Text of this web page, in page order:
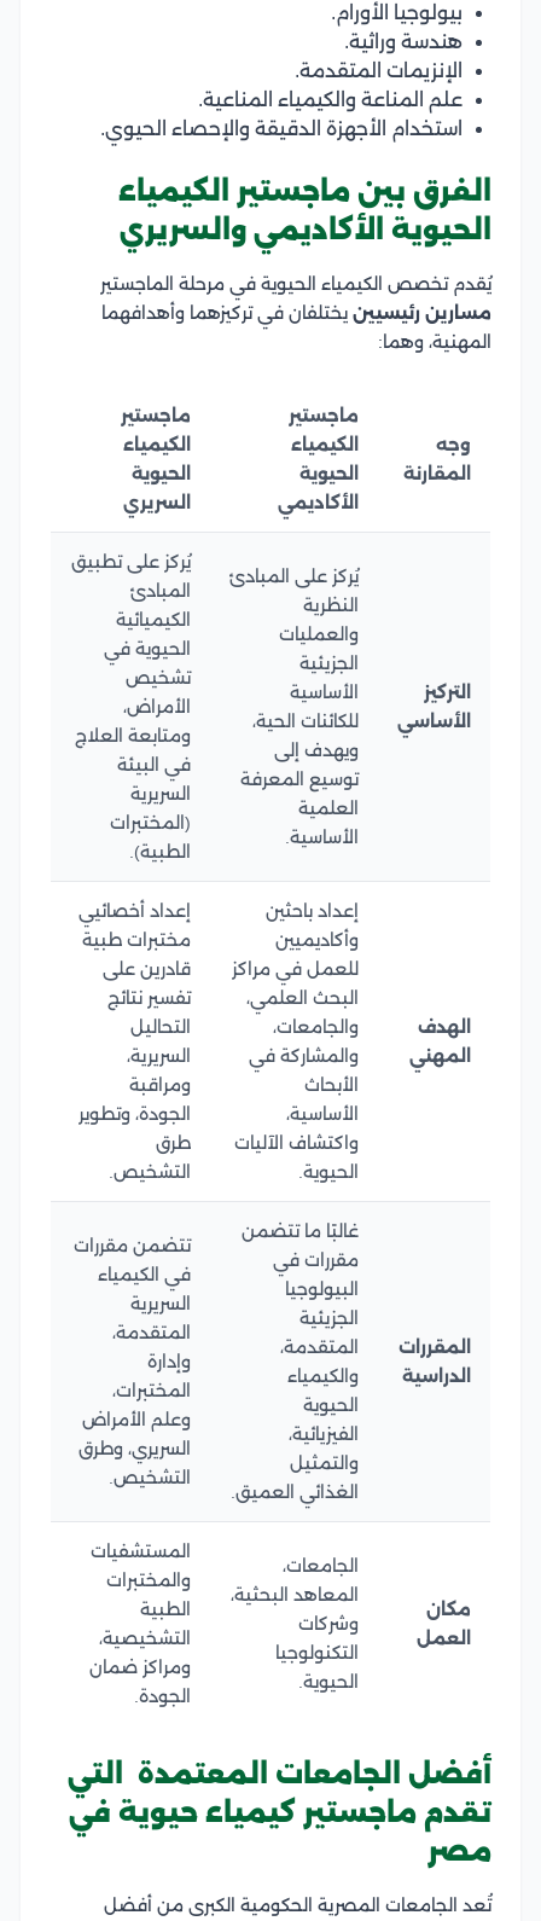
بيولوجيا الأورام.
هندسة وراثية.
الإنزيمات المتقدمة.
علم المناعة والكيمياء المناعية.
استخدام الأجهزة الدقيقة والإحصاء الحيوي.
الفرق بين ماجستير الكيمياء
الحيوية الأكاديمي والسريري
يُقدم تخصص الكيمياء الحيوية في مرحلة الماجستير
مسارين رئيسيين يختلفان في تركيزهما وأهدافهما
المهنية، وهما:
وجه
المقارنة
ماجستير
الكيمياء
الحيوية
الأكاديمي
ماجستير
الكيمياء
الحيوية
السريري
التركيز
الأساسي
يُركز على المبادئ
النظرية
والعمليات
الجزيئية
الأساسية
للكائنات الحية،
ويهدف إلى
توسيع المعرفة
العلمية
الأساسية.
يُركز على تطبيق
المبادئ
الكيميائية
الحيوية في
تشخيص
الأمراض،
ومتابعة العلاج
في البيئة
السريرية
(المختبرات
الطبية).
الهدف
المهني
إعداد باحثين
وأكاديميين
للعمل في مراكز
البحث العلمي،
والجامعات،
والمشاركة في
الأبحاث
الأساسية،
واكتشاف الآليات
الحيوية.
إعداد أخصائيي
مختبرات طبية
قادرين على
تفسير نتائج
التحاليل
السريرية،
ومراقبة
الجودة، وتطوير
طرق
التشخيص.
المقررات
الدراسية
غالبًا ما تتضمن
مقررات في
البيولوجيا
الجزيئية
المتقدمة،
والكيمياء
الحيوية
الفيزيائية،
والتمثيل
الغذائي العميق.
تتضمن مقررات
في الكيمياء
السريرية
المتقدمة،
وإدارة
المختبرات،
وعلم الأمراض
السريري، وطرق
التشخيص.
مكان
العمل
الجامعات،
المعاهد البحثية،
وشركات
التكنولوجيا
الحيوية.
المستشفيات
والمختبرات
الطبية
التشخيصية،
ومراكز ضمان
الجودة.
أفضل الجامعات المعتمدة التي
تقدم ماجستير كيمياء حيوية في
مصر
تُعد الجامعات المصرية الحكومية الكبرى من أفضل